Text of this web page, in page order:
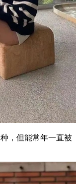
，但能常年一直被